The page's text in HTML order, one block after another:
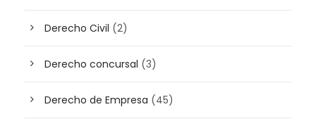
Derecho Civil (2)
Derecho concursal (3)
Derecho de Empresa (45)